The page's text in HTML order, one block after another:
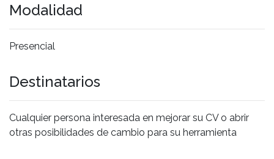
Modalidad
Presencial
Destinatarios
Cualquier persona interesada en mejorar su CV o abrir
otras posibilidades de cambio para su herramienta